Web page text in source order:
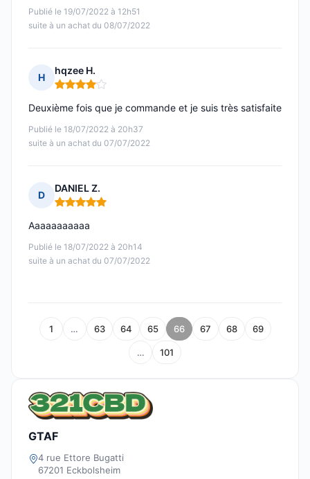
Publié le 19/07/2022 à 12h51
suite à un achat du 08/07/2022
H
hqzee H.
Note : 4 sur 5
Publié le 18/07/2022 à 20h37
suite à un achat du 07/07/2022
Deuxième fois que je commande et je suis très satisfaite
D
DANIEL Z.
Note : 5 sur 5
Publié le 18/07/2022 à 20h14
suite à un achat du 07/07/2022
Aaaaaaaaaaa
1 … 63 64 65 66 67 68 69
… 101
GTAF
4 rue Ettore Bugatti
67201 Eckbolsheim